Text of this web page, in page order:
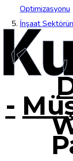
Optimizasyonu
İnşaat
-